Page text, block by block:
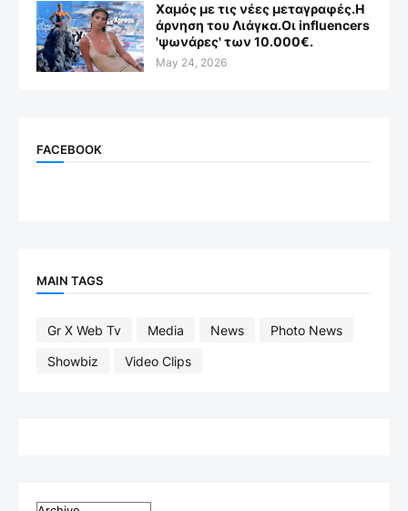
Χαμός με τις νέες μεταγραφές.Η
άρνηση του Λιάγκα.Οι influencers
'ψωνάρες' των 10.000€.
May 24, 2026
FACEBOOK
MAIN TAGS
Gr X Web Tv Media News
Photo News
Showbiz
Video Clips